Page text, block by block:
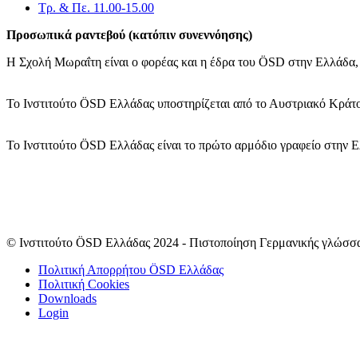
Τρ. & Πε. 11.00-15.00
Προσωπικά ραντεβού (κατόπιν συνεννόησης)
Η Σχολή Μωραΐτη είναι ο φορέας και η έδρα του ÖSD στην Ελλάδα,
Το Ινστιτούτο ÖSD Ελλάδας υποστηρίζεται από το Αυστριακό
Το Ινστιτούτο ÖSD Ελλάδας είναι το πρώτο αρμόδιο γραφείο
© Ινστιτούτο ÖSD Ελλάδας 2024 - Πιστοποίηση Γερμανικής
Πολιτική Απορρήτου ÖSD Ελλάδας
Πολιτική Cookies
Downloads
Login